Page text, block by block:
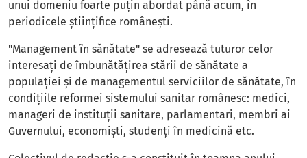
unui domeniu foarte puţin abordat până acum, în
periodicele ştiinţifice româneşti.
"Management în sănătate" se adresează tuturor celor
interesaţi de îmbunătăţirea stării de sănătate a
populaţiei şi de managementul serviciilor de sănătate, în
condiţiile reformei sistemului sanitar românesc: medici,
manageri de instituţii sanitare, parlamentari, membri ai
Guvernului, economişti, studenţi în medicină etc.